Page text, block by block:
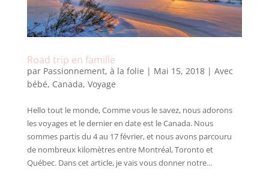
Road trip en famille
par Passionnement, à la folie | Mai 15, 2018| Avec
bébé, Canada, Voyage
Hello tout le monde, Comme vous le savez, nous adorons
les voyages et le dernier en date est le Canada. Nous
sommes partis du 4 au 17 février, et nous avons parcouru
de nombreux kilomètres entre Montréal, Toronto et
Québec. Dans cet article, je vais vous donner notre...